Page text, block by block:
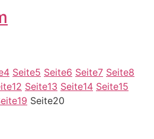
4 Seite5 Seite6 Seite7 Seite8
12 Seite13 Seite14 Seite15
19 Seite20